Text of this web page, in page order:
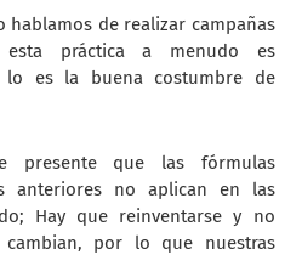
hablamos de realizar campañas
práctica a menudo es
lo es la buena costumbre de
presente que las fórmulas
anteriores no aplican en las
Hay que reinventarse y no
por lo que nuestras